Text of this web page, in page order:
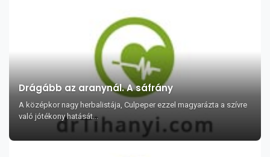
Drágább az aranynál. A sáfrány
A középkor nagy herbalistája, Culpeper ezzel magyarázta a szívre
való jótékony hatását...